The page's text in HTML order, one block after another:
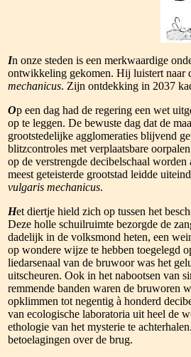
In onze steden is een merkwaardige
ontwikkeling gekomen. Hij luistert naar
mechanicus. Zijn ontdekking in 2037
Op een dag had de regering een wet
op te leggen. De bewuste dag dat de
grootstedelijke agglomeraties blijvend
blitzcontroles met verplaatsbare
op de verstrengde decibelschaal
meest geteisterde grootstad leidde
vulgaris mechanicus.
Het diertje hield zich op tussen het
Deze holle schuilruimte bezorgde de
dadelijk in de volksmond heten, een
op wondere wijze te hebben toegelegd
liedarsenaal van de bruwoor was het
uitscheuren. Ook in het nabootsen van
remmende banden waren de bruworen
opklimmen tot negentig à honderd
van ecologische laboratoria uit heel de
ethologie van het mysterie te
betoelagingen over de brug.